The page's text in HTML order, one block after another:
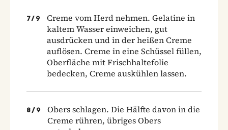
7/ 9
Creme vom Herd nehmen. Gelatine in
kaltem Wasser einweichen, gut
ausdrücken und in der heißen Creme
auflösen. Creme in eine Schüssel füllen,
Oberfläche mit Frischhaltefolie
bedecken, Creme auskühlen lassen.
8 / 9
Obers schlagen. Die Hälfte davon in die
Creme rühren, übriges Obers